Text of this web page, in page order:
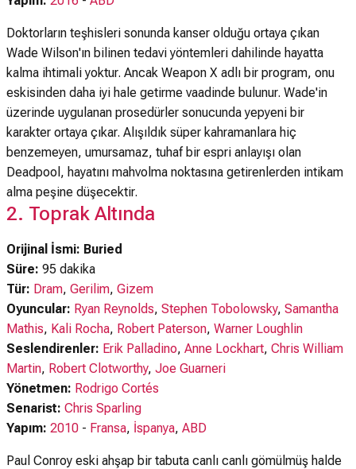
Doktorların teşhisleri sonunda kanser olduğu ortaya çıkan
Wade Wilson'ın bilinen tedavi yöntemleri dahilinde hayatta
kalma ihtimali yoktur. Ancak Weapon X adlı bir program, onu
eskisinden daha iyi hale getirme vaadinde bulunur. Wade'in
üzerinde uygulanan prosedürler sonucunda yepyeni bir
karakter ortaya çıkar. Alışıldık süper kahramanlara hiç
benzemeyen, umursamaz, tuhaf bir espri anlayışı olan
Deadpool, hayatını mahvolma noktasına getirenlerden intikam
alma peşine düşecektir.
2. Toprak Altında
Orijinal İsmi: Buried
Süre: 95 dakika
Tür: Dram, Gerilim, Gizem
Oyuncular: Ryan Reynolds, Stephen Tobolowsky, Samantha
Mathis, Kali Rocha, Robert Paterson, Warner Loughlin
Seslendirenler: Erik Palladino, Anne Lockhart, Chris William
Martin, Robert Clotworthy, Joe Guarneri
Yönetmen: Rodrigo Cortés
Senarist: Chris Sparling
Yapım: 2010 - Fransa, İspanya, ABD
Paul Conroy eski ahşap bir tabuta canlı canlı gömülmüş halde